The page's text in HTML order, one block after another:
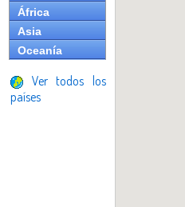
África
Asia
Oceanía
Ver todos los
países